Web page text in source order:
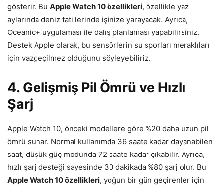
gösterir. Bu Apple Watch 10 özellikleri, özellikle yaz
aylarında deniz tatillerinde işinize yarayacak. Ayrıca,
Oceanic+ uygulaması ile dalış planlaması yapabilirsiniz.
Destek Apple olarak, bu sensörlerin su sporları meraklıları
için vazgeçilmez olduğunu söyleyebiliriz.
4. Gelişmiş Pil Ömrü ve Hızlı
Şarj
Apple Watch 10, önceki modellere göre %20 daha uzun pil
ömrü sunar. Normal kullanımda 36 saate kadar dayanabilen
saat, düşük güç modunda 72 saate kadar çıkabilir. Ayrıca,
hızlı şarj desteği sayesinde 30 dakikada %80 şarj olur. Bu
Apple Watch 10 özellikleri, yoğun bir gün geçirenler için